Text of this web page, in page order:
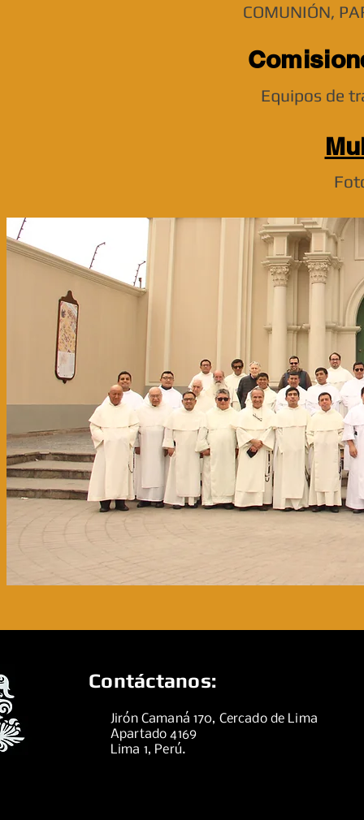
COMUNIÓN,
Equipos de
Contáctanos:
Jirón Camaná 170, Cercado de Lima
Apartado 4169
Lima 1, Perú.